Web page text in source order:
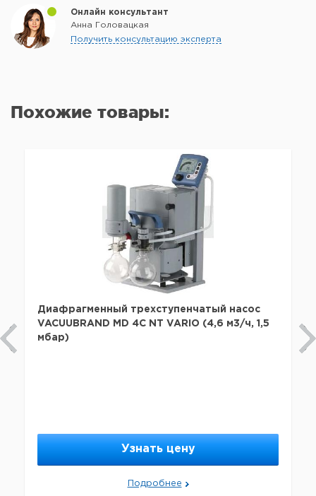
Онлайн консультант
Анна Головацкая
Получить консультацию эксперта
Похожие товары:
Диафрагменный трехступенчатый насос
VACUUBRAND MD 4С NT VARIO (4,6 м3/ч, 1,5
мбар)
Узнать цену
Подробнее